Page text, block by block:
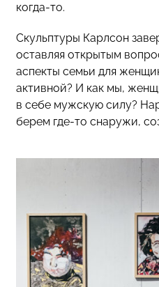
когда-то.
Скульптуры Карлсон
оставляя открытым
аспекты семьи для
активной? И как мы,
в себе мужскую силу?
берем где-то снаружи,